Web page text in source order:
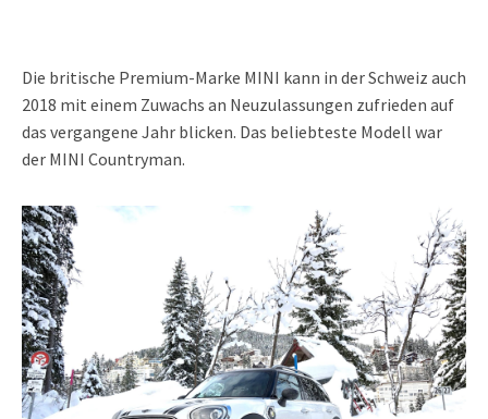
Die britische Premium-Marke MINI kann in der Schweiz auch
2018 mit einem Zuwachs an Neuzulassungen zufrieden auf
das vergangene Jahr blicken. Das beliebteste Modell war
der MINI Countryman.